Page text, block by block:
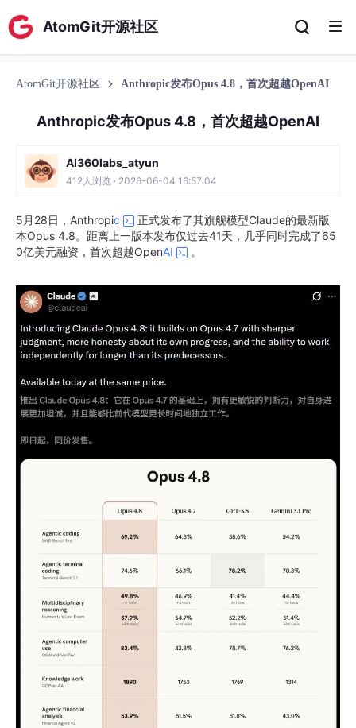
AtomGit开源社区
AtomGit开源社区 Anthropic发布Opus 4.8，首次超越OpenAI
Anthropic发布Opus 4.8，首次超越OpenAI
AI360labs_atyun
412人浏览 · 2026-06-04 16:57:04
5月28日，Anthropic
正式发布了其旗舰模型Claude的最新版
本Opus 4.8。距离上一版本发布仅过去41天，几乎同时完成了65
0亿美元融资，首次超越OpenAI 。